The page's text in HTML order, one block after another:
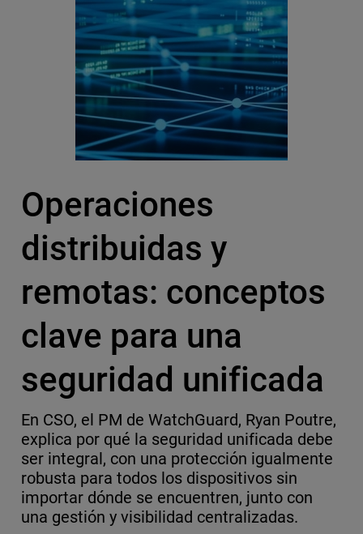
Operaciones
distribuidas y
remotas: conceptos
clave para una
seguridad unificada
En CSO, el PM de WatchGuard, Ryan Poutre,
explica por qué la seguridad unificada debe
ser integral, con una protección igualmente
robusta para todos los dispositivos sin
importar dónde se encuentren, junto con
una gestión y visibilidad centralizadas.